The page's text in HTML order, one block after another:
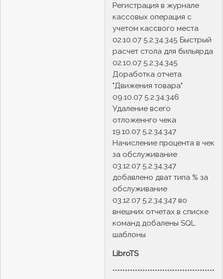
Регистрация в журнале
кассовых операция с
учетом кассвого места
02.10.07 5.2.34.345 Быстрый
расчет стола для бильярда
02.10.07 5.2.34.345
Доработка отчета
"Движения товара"
09.10.07 5.2.34.346
Удаление всего
отложеннго чека
19.10.07 5.2.34.347
Начисление процента в чек
за обслуживание
03.12.07 5.2.34.347
добавлено дват типа % за
обслуживание
03.12.07 5.2.34.347 во
внешних отчетах в списке
команд добалены SQL
шаблоны
LibroTS